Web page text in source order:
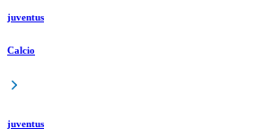
juventus
Calcio
juventus